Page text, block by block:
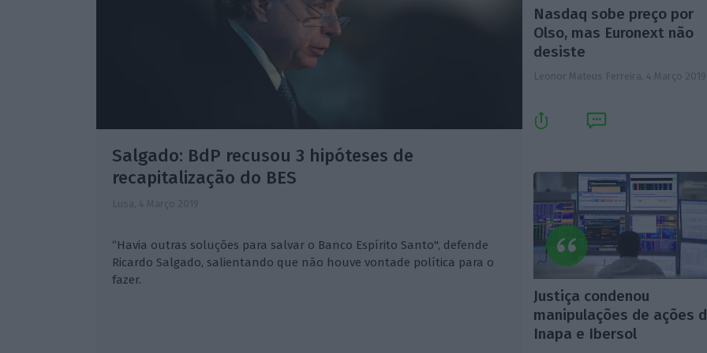
Salgado: BdP recusou 3 hipóteses de
recapitalização do BES
Lusa, 4 Março 2019
“Havia outras soluções para salvar o Banco Espírito Santo", defende
Ricardo Salgado, salientando que não houve vontade política para o
fazer.
Nasdaq sobe preço por
Olso, mas Euronext não
desiste
Leonor Mateus Ferreira, 4 Março 2019
Justiça condenou
manipulações de ações
Inapa e Ibersol